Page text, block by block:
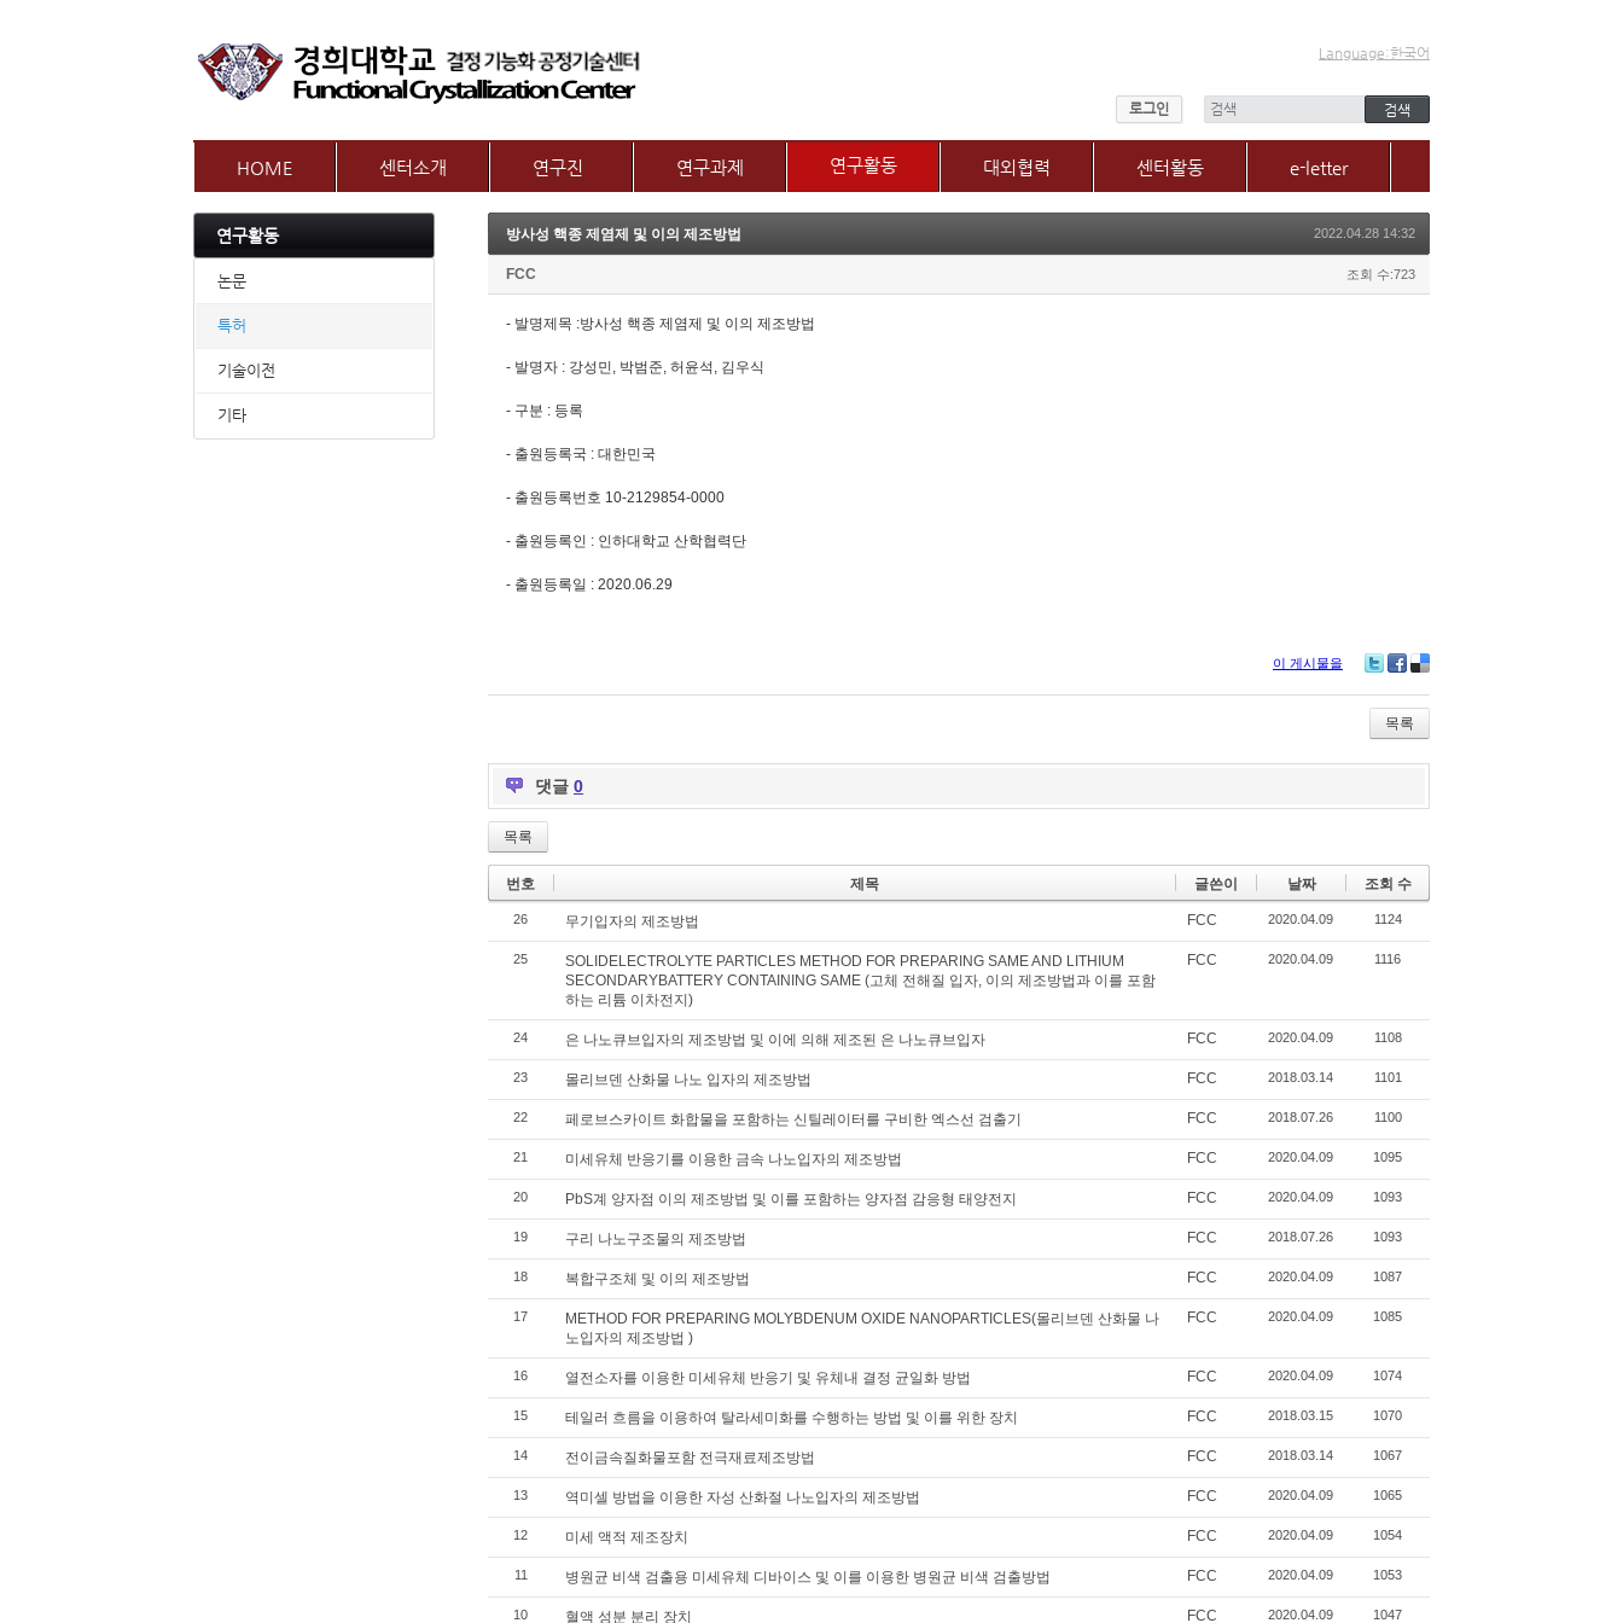
Language:한국어
로그인
HOME 센터소개 연구진
교수별 연구내용
연구과제
제2그룹 연구주제
연구활동 대외협력 센터활동 e-letter
연구활동
논문
특허
기술이전
기타
방사성 핵종 제염제 및 이의 제조방법 2022.04.28 14:32
FCC 조회 수:723
- 발명제목 :방사성 핵종 제염제 및 이의 제조방법
- 발명자 : 강성민, 박범준, 허윤석, 김우식
- 구분 : 등록
- 출원등록국 : 대한민국
- 출원등록번호 10-2129854-0000
- 출원등록인 : 인하대학교 산학협력단
- 출원등록일 : 2020.06.29
이 게시물을
bo
ok
ou
s
목록
댓글 0
목록
번호 제목 글쓴이 날짜 조회 수
26 무기입자의 제조방법 FCC 2020.04.09 1124
25
SOLIDELECTROLYTE PARTICLES METHOD FOR PREPARING SAME AND LITHIUM
SECONDARYBATTERY CONTAINING SAME (고체 전해질 입자, 이의 제조방법과 이를 포함
하는 리튬 이차전지)
FCC 2020.04.09 1116
24 은 나노큐브입자의 제조방법 및 이에 의해 제조된 은 나노큐브입자 FCC 2020.04.09 1108
23 몰리브덴 산화물 나노 입자의 제조방법 FCC 2018.03.14 1101
22 페로브스카이트 화합물을 포함하는 신틸레이터를 구비한 엑스선 검출기 FCC 2018.07.26 1100
21 미세유체 반응기를 이용한 금속 나노입자의 제조방법 FCC 2020.04.09 1095
20 PbS계 양자점 이의 제조방법 및 이를 포함하는 양자점 감응형 태양전지 FCC 2020.04.09 1093
19 구리 나노구조물의 제조방법 FCC 2018.07.26 1093
18 복합구조체 및 이의 제조방법 FCC 2020.04.09 1087
17
METHOD FOR PREPARING MOLYBDENUM OXIDE NANOPARTICLES(몰리브덴 산화물 나
노입자의 제조방법 )
FCC 2020.04.09 1085
16 열전소자를 이용한 미세유체 반응기 및 유체내 결정 균일화 방법 FCC 2020.04.09 1074
15 테일러 흐름을 이용하여 탈라세미화를 수행하는 방법 및 이를 위한 장치 FCC 2018.03.15 1070
14 전이금속질화물포함 전극재료제조방법 FCC 2018.03.14 1067
13 역미셀 방법을 이용한 자성 산화절 나노입자의 제조방법 FCC 2020.04.09 1065
12 미세 액적 제조장치 FCC 2020.04.09 1054
11 병원균 비색 검출용 미세유체 디바이스 및 이를 이용한 병원균 비색 검출방법 FCC 2020.04.09 1053
10 혈액 성분 분리 장치 FCC 2020.04.09 1047